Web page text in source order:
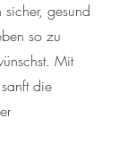
gesund
so zu
Mit
die